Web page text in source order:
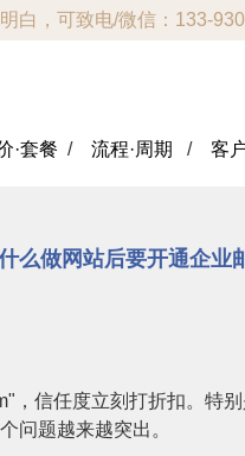
白，可致电/微信：133-
·套餐 / 流程·周期 / 客
么做网站后要开通企业
信任度立刻打折扣。特
问题越来越突出。